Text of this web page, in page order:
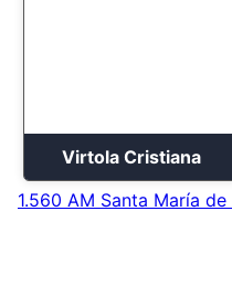
Virtola Cristiana
1.560 AM Santa María de